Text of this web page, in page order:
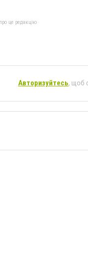
це редакцію
Авторизуйтесь, щоб